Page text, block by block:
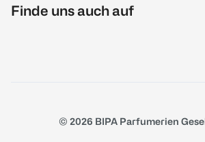
Finde uns auch auf
© 2026 BIPA Parfumerien